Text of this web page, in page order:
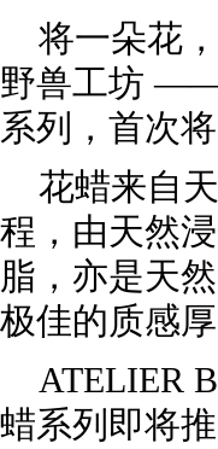
将一朵花
野兽工坊 ——
系列，首次
花蜡来自
程，由天然
脂，亦是天
极佳的质感
ATELIER
蜡系列即将